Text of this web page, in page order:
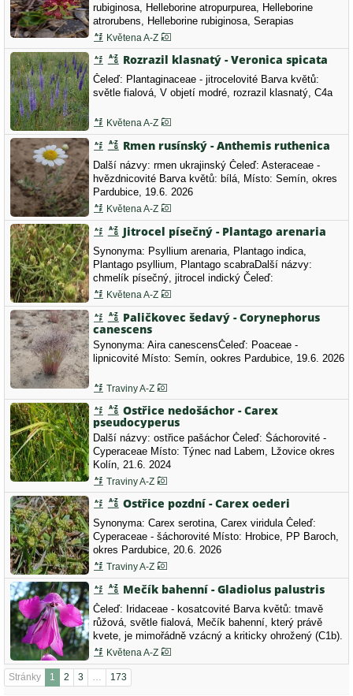
rubiginosa, Helleborine atropurpurea, Helleborine
atrorubens, Helleborine rubiginosa, Serapias
atrorubensČeleď: Orchidaceae - vstavačovité Barva
květů: světle fialová, červená, Kruštík tmavočervený -
krásný, ohrožený (C3) a letos rychle odkvétající
Květena A-Z
Rozrazil klasnatý - Veronica spicata
Čeleď: Plantaginaceae - jitrocelovité Barva květů:
světle fialová, V objetí modré, rozrazil klasnatý, C4a
Květena A-Z
Rmen rusínský - Anthemis ruthenica
Další názvy: rmen ukrajinský Čeleď: Asteraceae -
hvězdnicovité Barva květů: bílá, Místo: Semín, okres
Pardubice, 19.6. 2026
Květena A-Z
Jitrocel písečný - Plantago arenaria
Synonyma: Psyllium arenaria, Plantago indica,
Plantago psyllium, Plantago scabraDalší názvy:
chmelík písečný, jitrocel indický Čeleď:
Plantaginaceae - jitrocelovité Místo: Semín, okres
Pardubice, 19.6. 2026
Květena A-Z
Paličkovec šedavý - Corynephorus
canescens
Synonyma: Aira canescensČeleď: Poaceae -
lipnicovité Místo: Semín, ookres Pardubice, 19.6. 2026
Traviny A-Z
Ostřice nedošáchor - Carex
pseudocyperus
Další názvy: ostřice pašáchor Čeleď: Šáchorovité -
Cyperaceae Místo: Týnec nad Labem, Lžovice okres
Kolín, 21.6. 2024
Traviny A-Z
Ostřice pozdní - Carex oederi
Synonyma: Carex serotina, Carex viridula Čeleď:
Cyperaceae - šáchorovité Místo: Hrobice, PP Baroch,
okres Pardubice, 20.6. 2026
Traviny A-Z
Mečík bahenní - Gladiolus palustris
Čeleď: Iridaceae - kosatcovité Barva květů: tmavě
růžová, světle fialová, Mečík bahenní, který právě
kvete, je mimořádně vzácný a kriticky ohrožený (C1b).
V Čechách ho můžeme potkat pouze na jediné lokalitě,
na Moravě na dvou.
Květena A-Z
Stránky 1 2 3 173